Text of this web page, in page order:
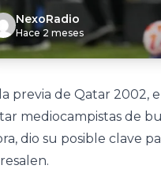
NexoRadio
Hace 2 meses
previa de Qatar 2002,
mediocampistas de
dio su posible clave